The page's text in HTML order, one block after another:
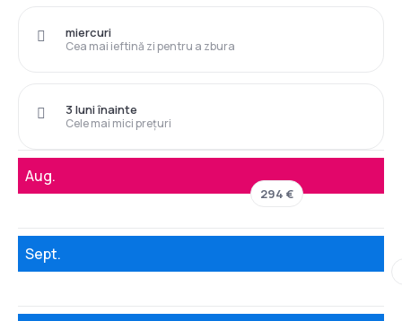
Cea mai ieftină zi pentru a zbura
miercuri
Cele mai mici prețuri
3 luni înainte
Aug.
294 €
Sept.